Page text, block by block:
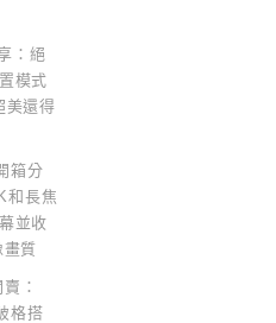
：絕
模式
美還得
箱分
和長焦
並收
質
：
格搭